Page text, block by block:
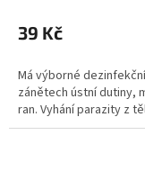
39 Kč
Má výborné
zánětech ústní dutiny,
ran. Vyhání parazity z